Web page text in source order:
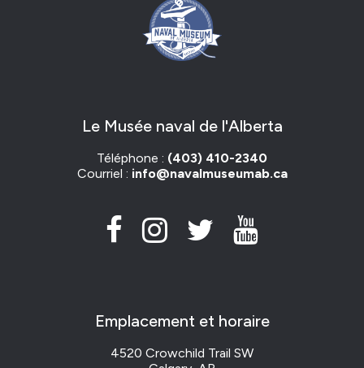
Le Musée naval de l'Alberta
Téléphone : (403) 410-2340
Courriel : info@navalmuseumab.ca
Emplacement et horaire
4520 Crowchild Trail SW